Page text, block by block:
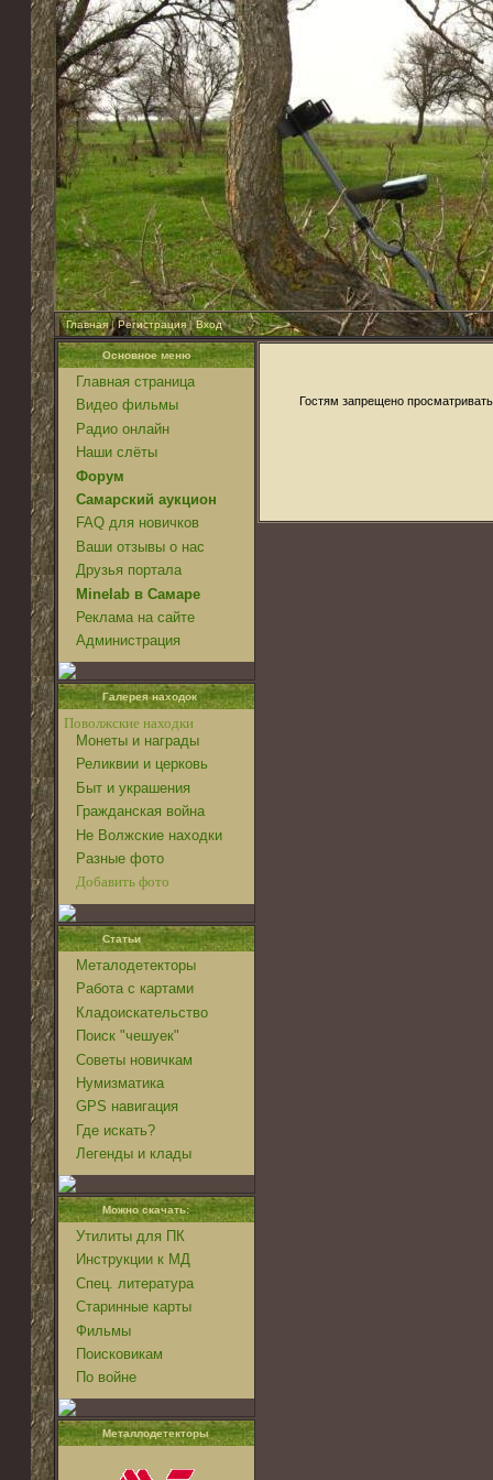
Главная|Регистрация|Вход
Основное меню
Главная страница
Видео фильмы
Радио онлайн
Наши слёты
Форум
Самарский аукцион
FAQ для новичков
Ваши отзывы о нас
Друзья портала
Minelab в Самаре
Реклама на сайте
Администрация
Галерея находок
Поволжские находки
Монеты и награды
Реликвии и церковь
Быт и украшения
Гражданская война
Не Волжские находки
Разные фото
Добавить фото
Статьи
Металодетекторы
Работа с картами
Кладоискательство
Поиск "чешуек"
Советы новичкам
Нумизматика
GPS навигация
Где искать?
Легенды и клады
Можно скачать:
Утилиты для ПК
Инструкции к МД
Спец. литература
Старинные карты
Фильмы
Поисковикам
По войне
Металлодетекторы
Гостям запрещено